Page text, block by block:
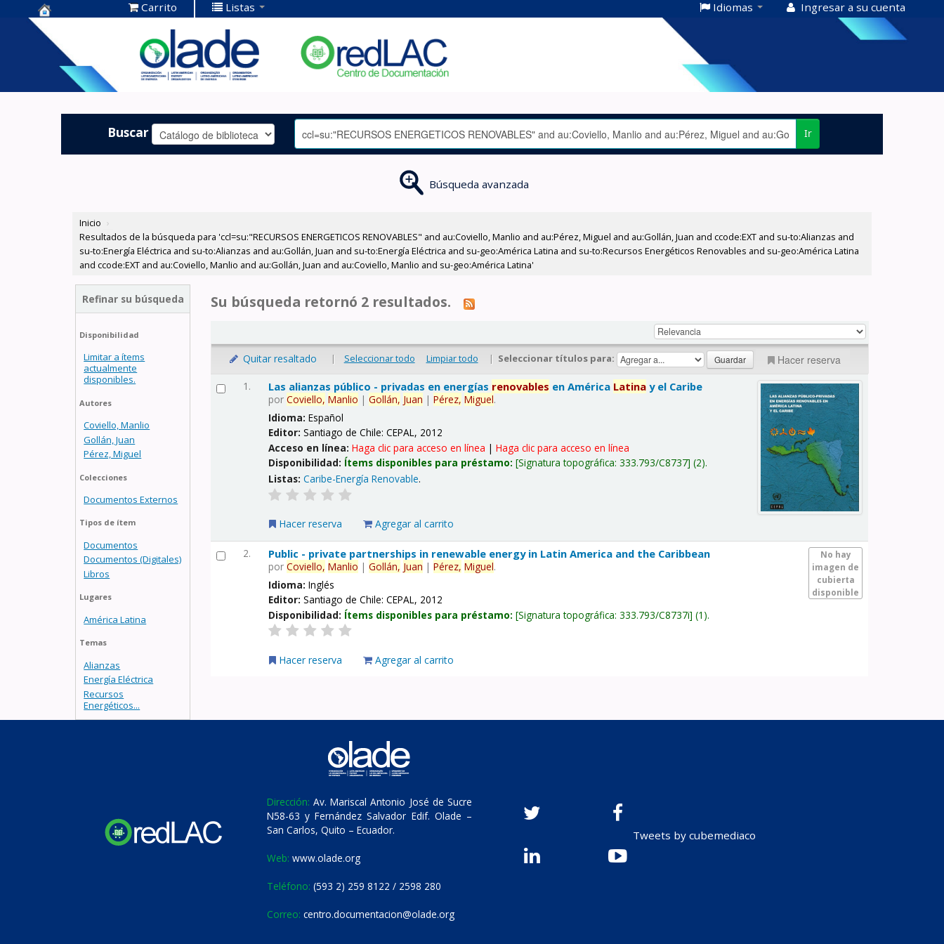
Centro de
Documentación
OLADE -
Carrito Listas Idiomas Ingresar a su cuenta
Buscar Ir
Búsqueda avanzada
Inicio ›
Resultados de la búsqueda para 'ccl=su:"RECURSOS ENERGETICOS RENOVABLES" and au:Coviello, Manlio and au:Pérez, Miguel and au:Gollán, Juan and ccode:EXT and su-to:Alianzas and
su-to:Energía Eléctrica and su-to:Alianzas and au:Gollán, Juan and su-to:Energía Eléctrica and su-geo:América Latina and su-to:Recursos Energéticos Renovables and su-geo:América Latina
and ccode:EXT and au:Coviello, Manlio and au:Gollán, Juan and au:Coviello, Manlio and su-geo:América Latina'
Refinar su búsqueda
Disponibilidad
Limitar a ítems
actualmente
disponibles.
Autores
Coviello, Manlio
Gollán, Juan
Pérez, Miguel
Colecciones
Documentos Externos
Tipos de ítem
Documentos
Documentos (Digitales)
Libros
Lugares
América Latina
Temas
Alianzas
Energía Eléctrica
Recursos
Energéticos...
Su búsqueda retornó 2 resultados.
Quitar resaltado | Seleccionar todo Limpiar todo | Seleccionar títulos para: Hacer reserva
1. Las alianzas público - privadas en energías renovables en América Latina y el Caribe
porCoviello, Manlio |Gollán, Juan |Pérez, Miguel.
Idioma:Español
Editor:Santiago de Chile: CEPAL, 2012
Acceso en línea:Haga clic para acceso en línea |Haga clic para acceso en línea
Disponibilidad: Ítems disponibles para préstamo: Signatura topográfica:333.793/C8737 (2).
Listas: Caribe-Energía Renovable.
Hacer reserva Agregar al carrito
2.
No hay
imagen de
cubierta
disponible
Public - private partnerships in renewable energy in Latin America and the Caribbean
porCoviello, Manlio |Gollán, Juan |Pérez, Miguel.
Idioma:Inglés
Editor:Santiago de Chile: CEPAL, 2012
Disponibilidad: Ítems disponibles para préstamo: Signatura topográfica:333.793/C8737i (1).
Hacer reserva Agregar al carrito
Dirección: Av. Mariscal Antonio José de Sucre
N58-63 y Fernández Salvador Edif. Olade –
San Carlos, Quito – Ecuador.
Web: www.olade.org
Teléfono: (593 2) 259 8122 / 2598 280
Correo: centro.documentacion@olade.org
Tweets by cubemediaco